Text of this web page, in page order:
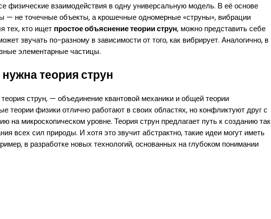
физические взаимодействия в одну универсальную модель. В её основе
— не точечные объекты, а крошечные одномерные «струны», вибрации
тех, кто ищет простое объяснение теории струн, можно представить себе
звучать по-разному в зависимости от того, как вибрирует. Аналогично, в
элементарные частицы.
теория струн
струн, — объединение квантовой механики и общей теории
теории физики отлично работают в своих областях, но конфликтуют друг с
на микроскопическом уровне. Теория струн предлагает путь к созданию так
всех сил природы. И хотя это звучит абстрактно, такие идеи могут иметь
в разработке новых технологий, основанных на глубоком понимании